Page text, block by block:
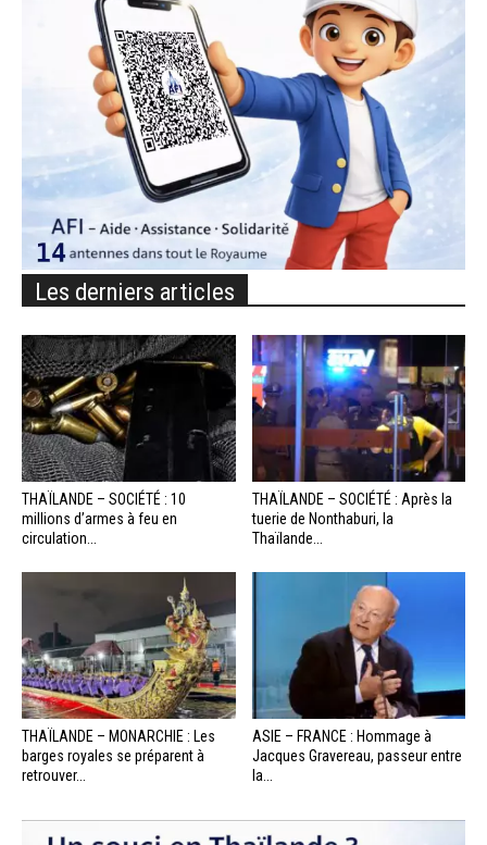
Les derniers articles
THAÏLANDE – SOCIÉTÉ : 10
millions d’armes à feu en
circulation...
THAÏLANDE – SOCIÉTÉ : Après la
tuerie de Nonthaburi, la
Thaïlande...
THAÏLANDE – MONARCHIE : Les
barges royales se préparent à
retrouver...
ASIE – FRANCE : Hommage à
Jacques Gravereau, passeur entre
la...